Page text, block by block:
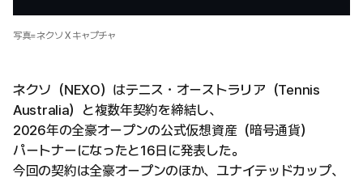
写真=ネクソ X キャプチャ
ネクソ（NEXO）はテニス・オーストラリア（Tennis
Australia）と複数年契約を締結し、
2026年の全豪オープンの公式仮想資産（暗号通貨）
パートナーになったと16日に発表した。
今回の契約は全豪オープンのほか、ユナイテッドカップ、